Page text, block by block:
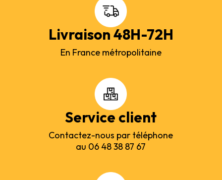
Livraison 48H-72H
En France métropolitaine
Service client
Contactez-nous par téléphone
au 06 48 38 87 67